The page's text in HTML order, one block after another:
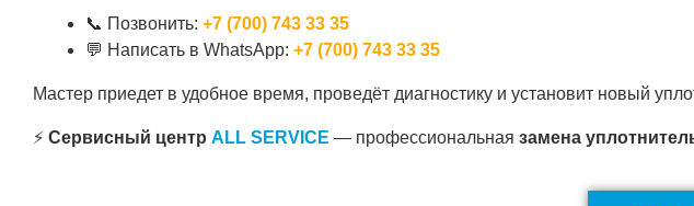
📞 Позвонить: +7 (700) 743 33 35
💬 Написать в WhatsApp: +7 (700) 743 33 35
Мастер приедет в удобное время, проведёт диагностику и установит новый
⚡ Сервисный центр ALL SERVICE — профессиональная замена